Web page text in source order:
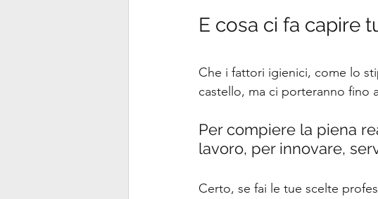
E cosa ci fa capire
Che i fattori igienici, come lo
castello, ma ci porteranno fino
Per compiere la piena
lavoro, per innovare,
Certo, se fai le tue scelte